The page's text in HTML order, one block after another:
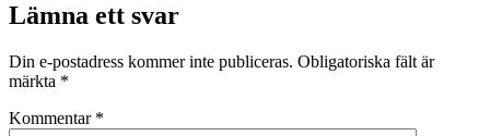
Lämna ett svar
Din e-postadress kommer inte publiceras. Obligatoriska fält är
märkta *
Kommentar *